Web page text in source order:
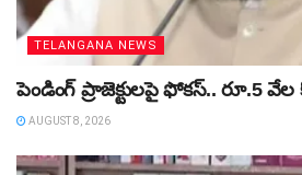
TELANGANA NEWS
పెండింగ్‌ ప్రాజెక్టులపై ఫోకస్‌.. రూ.5
AUGUST 8, 2026